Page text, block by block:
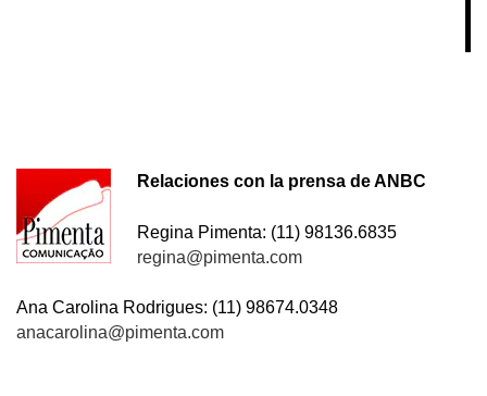
Relaciones con la prensa de ANBC
Regina Pimenta: (11) 98136.6835
regina@pimenta.com
Ana Carolina Rodrigues: (11) 98674.0348
anacarolina@pimenta.com